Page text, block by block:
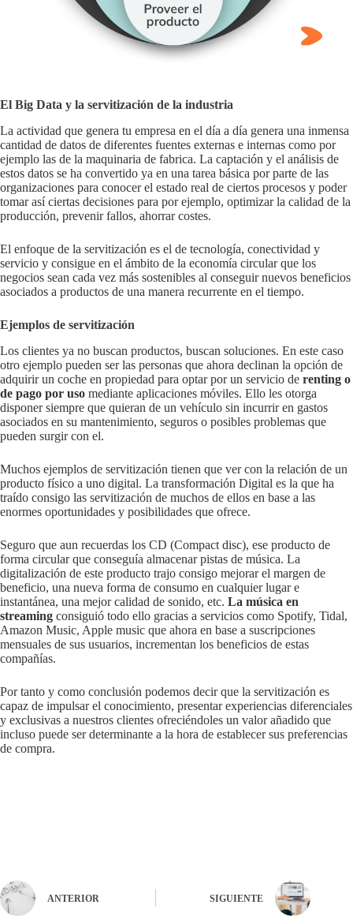
El Big Data y la servitización de la industria
La actividad que genera tu empresa en el día a día genera una inmensa
cantidad de datos de diferentes fuentes externas e internas como por
ejemplo las de la maquinaria de fabrica. La captación y el análisis de
estos datos se ha convertido ya en una tarea básica por parte de las
organizaciones para conocer el estado real de ciertos procesos y poder
tomar así ciertas decisiones para por ejemplo, optimizar la calidad de la
producción, prevenir fallos, ahorrar costes.
El enfoque de la servitización es el de tecnología, conectividad y
servicio y consigue en el ámbito de la economía circular que los
negocios sean cada vez más sostenibles al conseguir nuevos beneficios
asociados a productos de una manera recurrente en el tiempo.
Ejemplos de servitización
Los clientes ya no buscan productos, buscan soluciones. En este caso
otro ejemplo pueden ser las personas que ahora declinan la opción de
adquirir un coche en propiedad para optar por un servicio de renting o
de pago por uso mediante aplicaciones móviles. Ello les otorga
disponer siempre que quieran de un vehículo sin incurrir en gastos
asociados en su mantenimiento, seguros o posibles problemas que
pueden surgir con el.
Muchos ejemplos de servitización tienen que ver con la relación de un
producto físico a uno digital. La transformación Digital es la que ha
traído consigo las servitización de muchos de ellos en base a las
enormes oportunidades y posibilidades que ofrece.
Seguro que aun recuerdas los CD (Compact disc), ese producto de
forma circular que conseguía almacenar pistas de música. La
digitalización de este producto trajo consigo mejorar el margen de
beneficio, una nueva forma de consumo en cualquier lugar e
instantánea, una mejor calidad de sonido, etc. La música en
streaming consiguió todo ello gracias a servicios como Spotify, Tidal,
Amazon Music, Apple music que ahora en base a suscripciones
mensuales de sus usuarios, incrementan los beneficios de estas
compañías.
Por tanto y como conclusión podemos decir que la servitización es
capaz de impulsar el conocimiento, presentar experiencias diferenciales
y exclusivas a nuestros clientes ofreciéndoles un valor añadido que
incluso puede ser determinante a la hora de establecer sus preferencias
de compra.
ANTERIOR SIGUIENTE